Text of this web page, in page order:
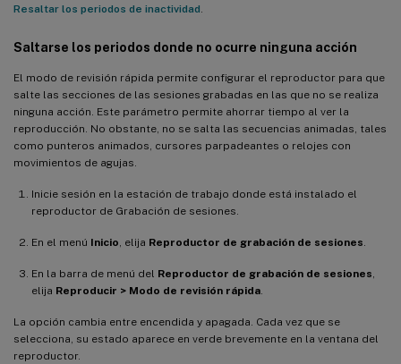
Resaltar los periodos de inactividad.
Saltarse los periodos donde no ocurre ninguna acción
El modo de revisión rápida permite configurar el reproductor para que
salte las secciones de las sesiones grabadas en las que no se realiza
ninguna acción. Este parámetro permite ahorrar tiempo al ver la
reproducción. No obstante, no se salta las secuencias animadas, tales
como punteros animados, cursores parpadeantes o relojes con
movimientos de agujas.
Inicie sesión en la estación de trabajo donde está instalado el
reproductor de Grabación de sesiones.
En el menú Inicio, elija Reproductor de grabación de sesiones.
En la barra de menú del Reproductor de grabación de sesiones,
elija Reproducir > Modo de revisión rápida.
La opción cambia entre encendida y apagada. Cada vez que se
selecciona, su estado aparece en verde brevemente en la ventana del
reproductor.